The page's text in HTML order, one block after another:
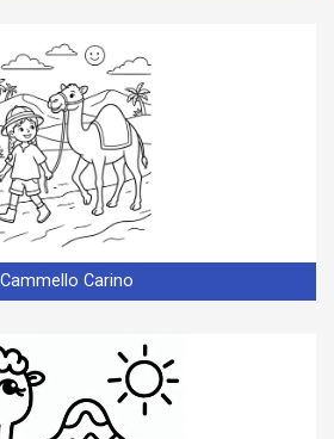
Cammello Carino